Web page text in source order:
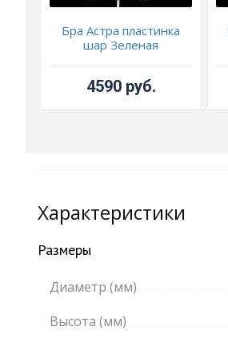
Бра Астра пластинка
шар Зеленая
4590 руб.
Характеристики
Размеры
Диаметр (мм)
Высота (мм)